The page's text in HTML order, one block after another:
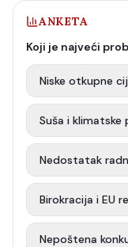
ANKETA
Koji je najveći
Niske otkupne
Suša i klimatske
Nedostatak
Birokracija i EU
Nepoštena